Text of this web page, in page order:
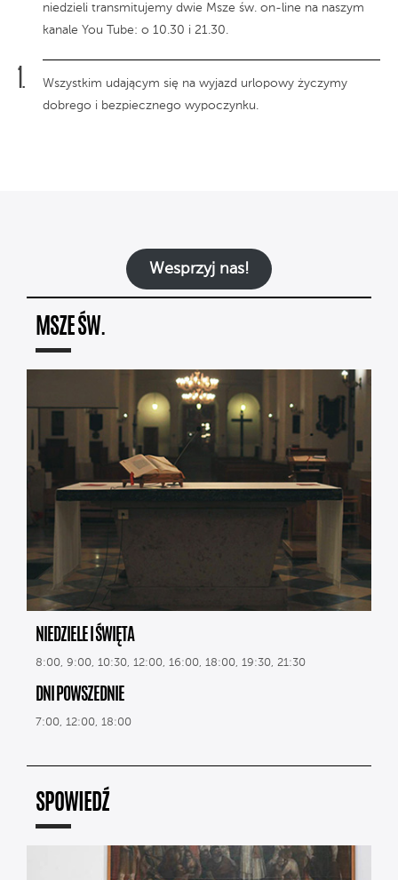
niedzieli transmitujemy dwie Msze św. on-line na naszym
kanale You Tube: o 10.30 i 21.30.
Wszystkim udającym się na wyjazd urlopowy życzymy
dobrego i bezpiecznego wypoczynku.
Wesprzyj nas!
MSZE ŚW.
NIEDZIELE I ŚWIĘTA
8:00, 9:00, 10:30, 12:00, 16:00, 18:00, 19:30, 21:30
DNI POWSZEDNIE
7:00, 12:00, 18:00
SPOWIEDŹ